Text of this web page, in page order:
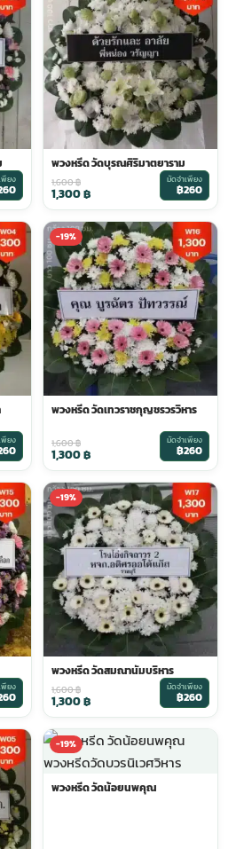
คา
พียง
พวงหรีด วัดบุรณศิริมาตยาราม
1,600฿
1,300฿
มัดจำเพียง
฿260
พียง
-19%
พวงหรีด วัดเทวราชกุญชรวรวิหาร
1,600฿
1,300฿
มัดจำเพียง
฿260
พียง
-19%
พวงหรีด วัดสมณานัมบริหาร
1,600฿
1,300฿
มัดจำเพียง
฿260
-19%
พวงหรีด วัดน้อยนพคุณ